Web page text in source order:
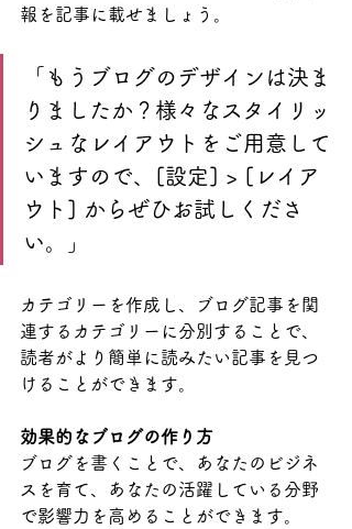
報を記事に載せましょう。
「もうブログのデザインは決ま
りましたか？様々なスタイリッ
シュなレイアウトをご用意して
いますので、[設定] > [レイア
ウト] からぜひお試しくださ
い。」
カテゴリーを作成し、ブログ記事を関
連するカテゴリーに分別することで、
読者がより簡単に読みたい記事を見つ
けることができます。
効果的なブログの作り方
ブログを書くことで、あなたのビジネ
スを育て、あなたの活躍している分野
で影響力を高めることができます。